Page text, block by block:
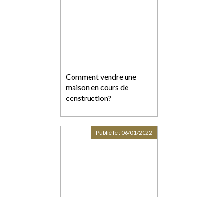
Comment vendre une
maison en cours de
construction?
Publié le : 06/01/2022